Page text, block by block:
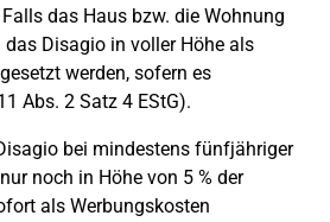
das Haus bzw. die Wohnung
Disagio in voller Höhe als
werden, sofern es
Abs. 2 Satz 4 EStG).
bei mindestens fünfjähriger
noch in Höhe von 5 % der
als Werbungskosten